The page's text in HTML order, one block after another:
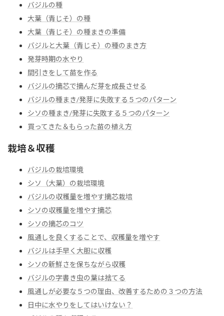
バジルの種
大葉（青じそ）の種
大葉（青じそ）の種まきの準備
バジルと大葉（青じそ）の種のまき方
発芽時期の水やり
間引きをして苗を作る
バジルの摘芯で摘んだ芽を成長させる
バジルの種まき/発芽に失敗する５つのパターン
シソの種まき/発芽に失敗する５つのパターン
買ってきた＆もらった苗の植え方
栽培＆収穫
バジルの栽培環境
シソ（大葉）の栽培環境
バジルの収穫量を増やす摘芯栽培
シソの収穫量を増やす摘芯
シソの摘芯のコツ
風通しを良くすることで、収穫量を増やす
バジルは手早く大胆に収穫
シソの新鮮さを保ちながら収穫
バジルの字書き虫の葉は捨てる
風通しが必要な５つの理由、改善するための３つの方法
日中に水やりをしてはいけない？